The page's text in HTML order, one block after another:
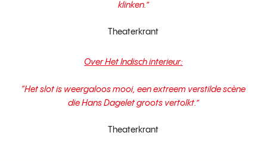
klinken.”
Theaterkrant
Over Het Indisch interieur:
“Het slot is weergaloos mooi, een extreem verstilde scène
die Hans Dagelet groots vertolkt.”
Theaterkrant